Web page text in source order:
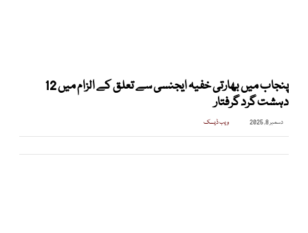
پنجاب میں بھارتی خفیہ ایجنسی سے تعلق کے الزام میں 12
دہشت گرد گرفتار
دسمبر 8, 2025 ویب ڈیسک